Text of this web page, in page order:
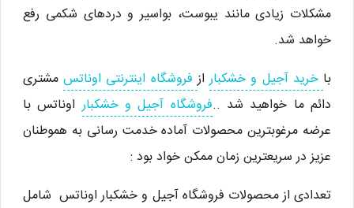
مشکلات زیادی مانند یبوست، بواسیر و دردهای شکمی رفع
خواهد شد.
با خرید آجیل و خشکبارازفروشگاه اینترنتی اوناتسمشتری
دائم ما خواهید شد ..فروشگاه آجیل و خشکباراوناتس با
عرضه مرغوبترین محصولات آماده خدمت رسانی به هموطنان
عزیز در سریعترین زمان ممکن خواد بود :
تعدادی از محصولات فروشگاه آجیل و خشکبار اوناتس شامل